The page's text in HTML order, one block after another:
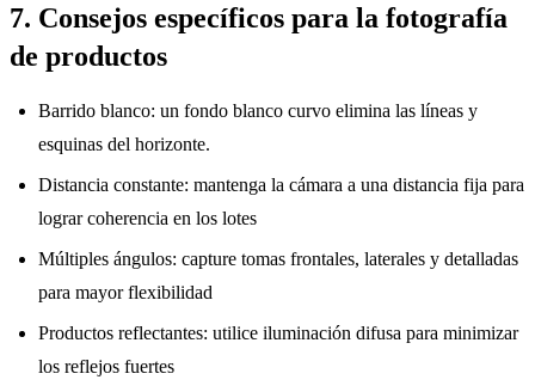
7. Consejos específicos para la fotografía
de productos
Barrido blanco: un fondo blanco curvo elimina las líneas y
esquinas del horizonte.
Distancia constante: mantenga la cámara a una distancia fija para
lograr coherencia en los lotes
Múltiples ángulos: capture tomas frontales, laterales y detalladas
para mayor flexibilidad
Productos reflectantes: utilice iluminación difusa para minimizar
los reflejos fuertes